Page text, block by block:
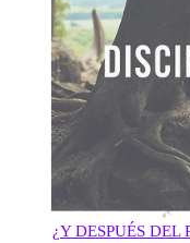
¿Y DESPUÉS DEL